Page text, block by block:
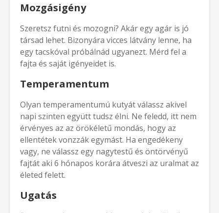
Mozgásigény
Szeretsz futni és mozogni? Akár egy agár is jó
társad lehet. Bizonyára vicces látvány lenne, ha
egy tacskóval próbálnád ugyanezt. Mérd fel a
fajta és saját igényeidet is.
Temperamentum
Olyan temperamentumú kutyát válassz akivel
napi szinten együtt tudsz élni. Ne feledd, itt nem
érvényes az az örökéletű mondás, hogy az
ellentétek vonzzák egymást. Ha engedékeny
vagy, ne válassz egy nagytestű és öntörvényű
fajtát aki 6 hónapos korára átveszi az uralmat az
életed felett.
Ugatás